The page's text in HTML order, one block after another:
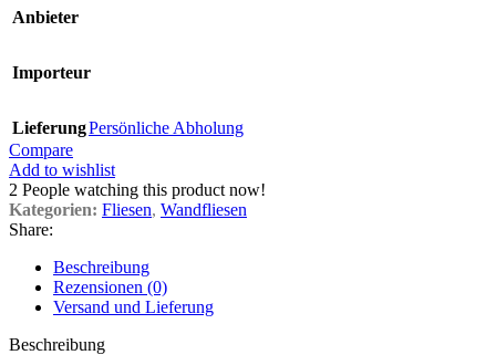
Anbieter
Importeur
LieferungPersönliche Abholung
Compare
Add to wishlist
2 People watching this product now!
Kategorien: Fliesen, Wandfliesen
Share:
Beschreibung
Rezensionen (0)
Versand und Lieferung
Beschreibung